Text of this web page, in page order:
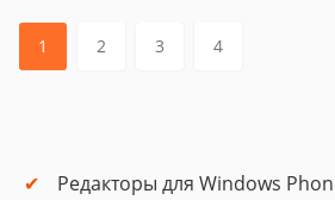
1 2 3 4
Редакторы для Windows